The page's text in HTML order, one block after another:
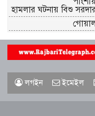
হামলার ঘটনায় বিশু সরদার
আগস্ট
জুলাই
লগইন ইমেইল